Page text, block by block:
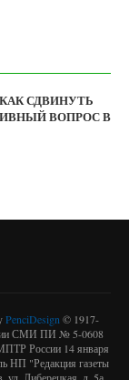
СДВИНУТЬ
ВОПРОС В
PenciDesign © 1917-
СМИ ПИ № 5-0608
России 14 января
НП "Редакция газеты